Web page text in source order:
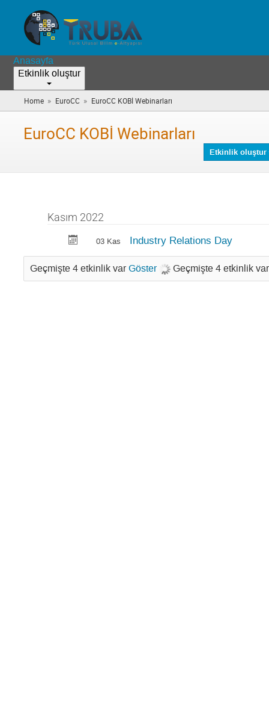
Anasayfa
Etkinlik oluştur
Home » EuroCC » EuroCC KOBİ Webinarları
are
EuroCC KOBİ Webinarları
Etkinlik oluştur
Kasım 2022
03 Kas Industry Relations Day
Geçmişte 4 etkinlik var Göster Geçmişte 4 etkinlik